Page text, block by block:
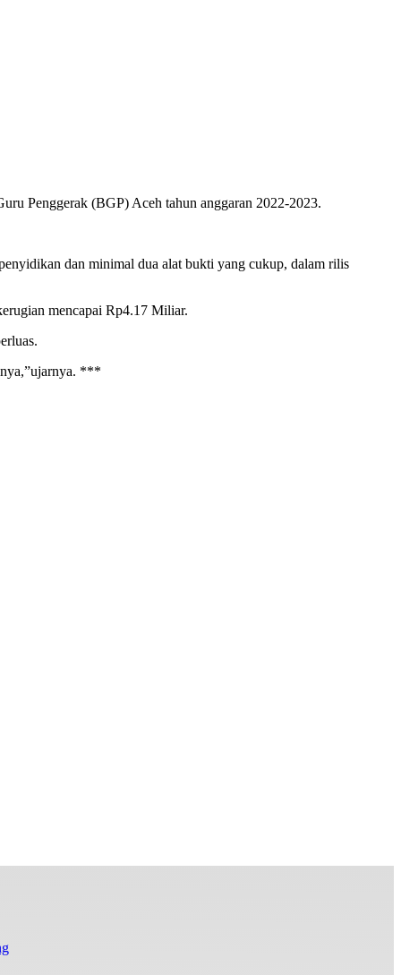
Penggerak (BGP) Aceh tahun anggaran 2022-2023.
dan minimal dua alat bukti yang cukup, dalam rilis
mencapai Rp4.17 Miliar.
***